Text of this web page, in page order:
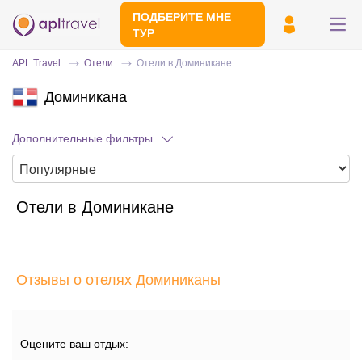
ПОДБЕРИТЕ МНЕ
ТУР
минут
APL Travel Отели Отели в Доминикане
Доминикана
Дополнительные фильтры
Отели в Доминикане
Отзывы о отелях Доминиканы
Оцените ваш отдых: